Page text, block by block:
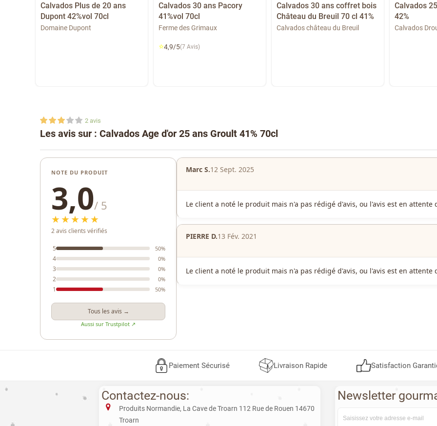
Calvados Plus de 20 ans
Dupont 42%vol 70cl
Domaine Dupont
Calvados 30 ans Pacory
41%vol 70cl
Ferme des Grimaux
⭐4,9/5(7 Avis)
Calvados 30 ans coffret bois
Château du Breuil 70 cl 41%
Calvados château du Breuil
Calvados
42%
Calvados
Les avis sur : Calvados Age d'or 25 ans Groult 41% 70cl
2 avis
NOTE DU PRODUIT
3,0/ 5
★★★★★
2 avis clients vérifiés
5 50%
4 0%
3 0%
2 0%
1 50%
Tous les avis →
Aussi sur Trustpilot ↗
Marc S.12 Sept. 2025
Le client a noté le produit mais n'a pas rédigé d'avis, ou l'avis est en attente
PIERRE D.13 Fév. 2021
Le client a noté le produit mais n'a pas rédigé d'avis, ou l'avis est en attente
Paiement Sécurisé Livraison Rapide Satisfaction
Newsletter
Contactez-nous:
Produits Normandie, La Cave de Troarn 112 Rue de Rouen 14670
Troarn